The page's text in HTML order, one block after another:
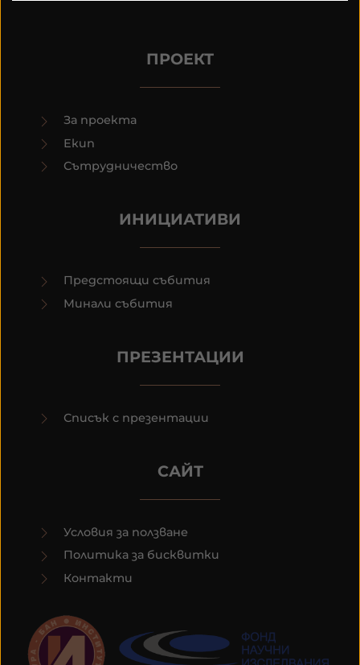
ПРОЕКТ
За проекта
Екип
Сътрудничество
ИНИЦИАТИВИ
Предстоящи събития
Минали събития
ПРЕЗЕНТАЦИИ
Списък с презентации
САЙТ
Условия за ползване
Политика за бисквитки
Контакти